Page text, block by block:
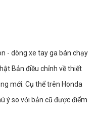
- dòng xe tay ga bán chạy
Bản điều chỉnh về thiết
mới. Cụ thể trên Honda
ý so với bản cũ được điểm